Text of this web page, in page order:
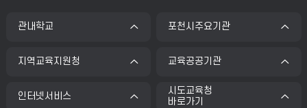
관내학교 포천시주요기관
지역교육지원청 교육공공기관
인터넷서비스
시도교육청
바로가기